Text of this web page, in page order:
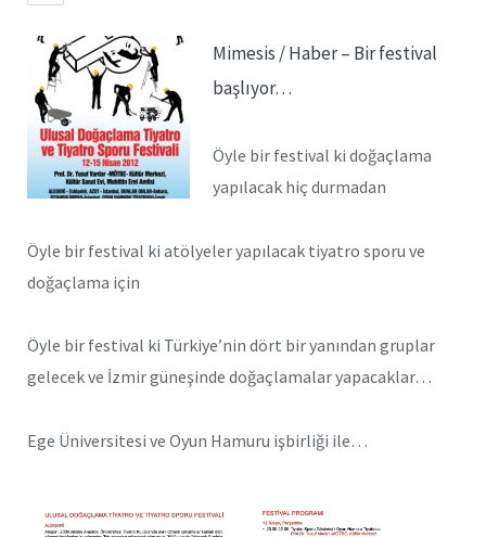
Mimesis / Haber – Bir festival
başlıyor…
Öyle bir festival ki doğaçlama
yapılacak hiç durmadan
Öyle bir festival ki atölyeler yapılacak tiyatro sporu ve
doğaçlama için
Öyle bir festival ki Türkiye’nin dört bir yanından gruplar
gelecek ve İzmir güneşinde doğaçlamalar yapacaklar…
Ege Üniversitesi ve Oyun Hamuru işbirliği ile…